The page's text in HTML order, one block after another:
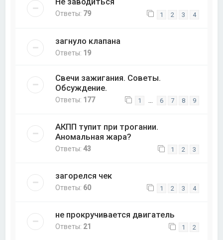
Ответы: 79 1 2 3 4
загнуло клапана
Ответы: 19
Свечи зажигания. Советы.
Обсуждение.
Ответы: 177 1 6 7 8 9
АКПП тупит при трогании.
Аномальная жара?
Ответы:43 1 2 3
загорелся чек
Ответы: 60 1 2 3 4
не прокручивается двигатель
Ответы: 21 1 2